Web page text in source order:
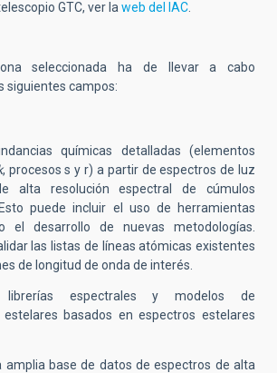
GTC, ver la web del IAC
seleccionada ha de llevar a cabo
siguientes campos:
químicas detalladas (elementos
, procesos s y r) a partir de espectros de luz
alta resolución espectral de cúmulos
puede incluir el uso de herramientas
el desarrollo de nuevas metodologías.
las listas de líneas atómicas existentes
de longitud de onda de interés.
librerías espectrales y modelos de
estelares basados en espectros estelares
amplia base de datos de espectros de alta